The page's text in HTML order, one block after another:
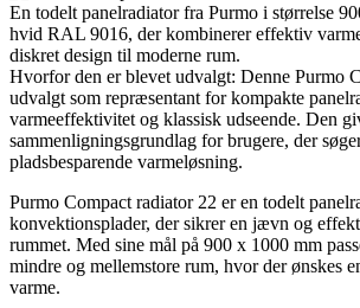
En todelt panelradiator fra Purmo i størrelse
hvid RAL 9016, der kombinerer effektiv
diskret design til moderne rum.
Hvorfor den er blevet udvalgt: Denne Purmo
udvalgt som repræsentant for kompakte
varmeeffektivitet og klassisk udseende. Den
sammenligningsgrundlag for brugere, der
pladsbesparende varmeløsning.
Purmo Compact radiator 22 er en todelt
konvektionsplader, der sikrer en jævn og
rummet. Med sine mål på 900 x 1000 mm
mindre og mellemstore rum, hvor der ønskes
varme.